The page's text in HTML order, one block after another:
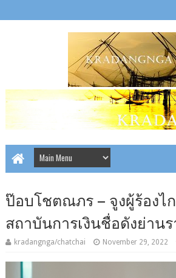
ป๊อบโชตณภร – จูงผู้ร้องไ
สถาบันการเงินชื่อดังย่าน
kradangnga/chatchai November 29, 2022